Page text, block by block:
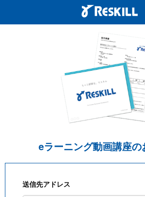
eラーニング動画講座の
送信先アドレス